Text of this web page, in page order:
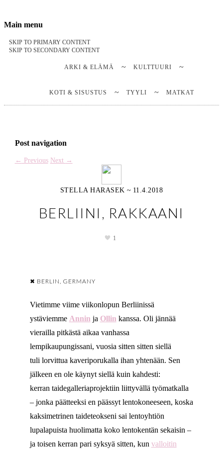
Notes on a life
Stella Harasek & Jarno Jussila
Main menu
SKIP TO PRIMARY CONTENT
SKIP TO SECONDARY CONTENT
ARKI & ELÄMÄ KULTTUURI
KOTI & SISUSTUS TYYLI MATKAT
Post navigation
← Previous Next →
STELLA HARASEK ~ 11.4.2018
BERLIINI, RAKKAANI
1
✖ BERLIN, GERMANY
Vietimme viime viikonlopun Berliinissä
ystäviemme Annin ja Ollin kanssa. Oli jännää
vierailla pitkästä aikaa vanhassa
lempikaupungissani, vuosia sitten sitten siellä
tuli lorvittua kaveriporukalla ihan yhtenään. Sen
jälkeen en ole käynyt siellä kuin kahdesti:
kerran taidegalleriaprojektiin liittyvällä työmatkalla
– jonka päätteeksi en päässyt lentokoneeseen, koska
kaksimetrinen taideteokseni sai lentoyhtiön
lupalapuista huolimatta koko lentokentän sekaisin –
ja toisen kerran pari syksyä sitten, kun valloitin